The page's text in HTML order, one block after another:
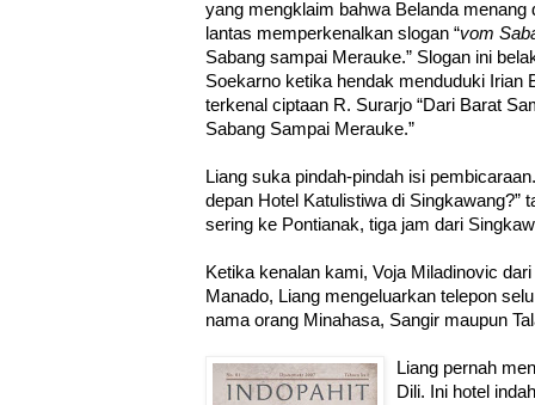
yang mengklaim bahwa Belanda menang
lantas memperkenalkan slogan “vom
Sabang sampai Merauke.” Slogan ini
Soekarno ketika hendak menduduki Irian
terkenal ciptaan R. Surarjo “Dari Barat
Sabang Sampai Merauke.”
Liang suka pindah-pindah isi
depan Hotel Katulistiwa di Singkawang?”
sering ke Pontianak, tiga jam dari
Ketika kenalan kami, Voja Miladinovic
Manado, Liang mengeluarkan telepon
nama orang Minahasa, Sangir maupun
Liang pernah
Dili. Ini hotel